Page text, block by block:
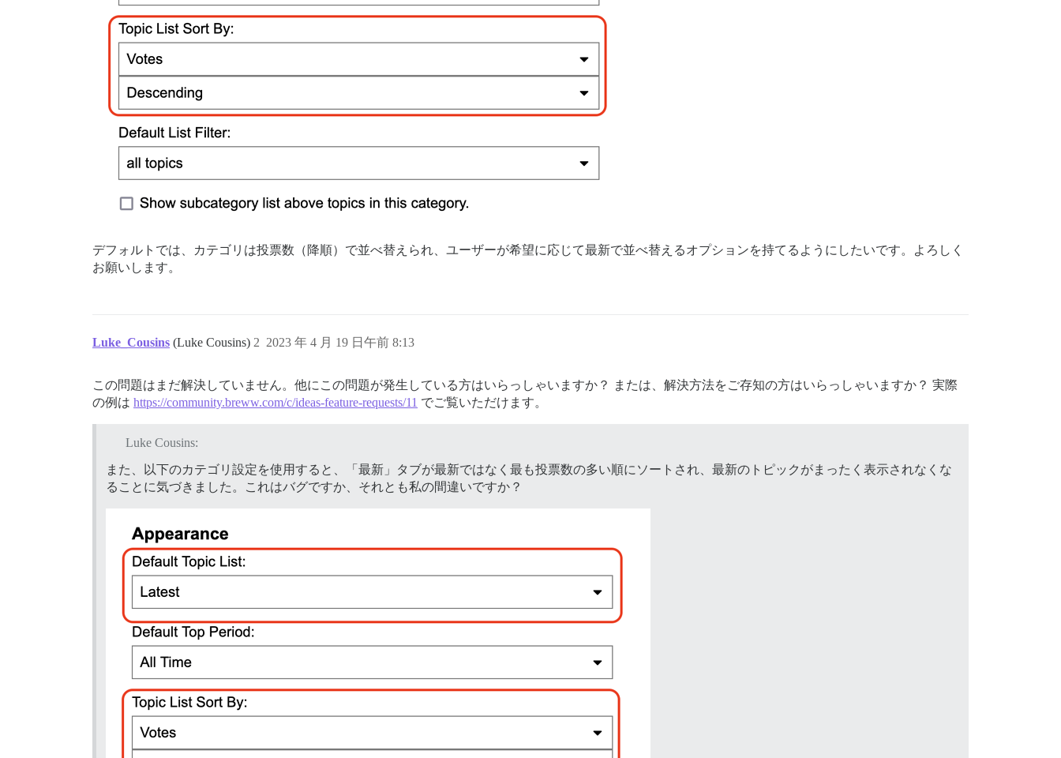
デフォルトでは、カテゴリは投票数（降順）で並べ替えられ、ユーザーが希望に応じて最新で並べ替えるオプションを持てるようにしたいです。よろしく
お願いします。
Luke_Cousins (Luke Cousins) 2023 年 4 月 19 日午前 8:13
2
この問題はまだ解決していません。他にこの問題が発生している方はいらっしゃいますか？ または、解決方法をご存知の方はいらっしゃいますか？ 実際
の例は https://community.breww.com/c/ideas-feature-requests/11 でご覧いただけます。
Luke Cousins:
また、以下のカテゴリ設定を使用すると、「最新」タブが最新ではなく最も投票数の多い順にソートされ、最新のトピックがまったく表示されなくな
ることに気づきました。これはバグですか、それとも私の間違いですか？